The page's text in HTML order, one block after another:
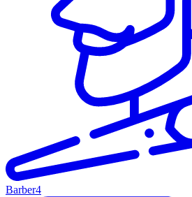
Barber4